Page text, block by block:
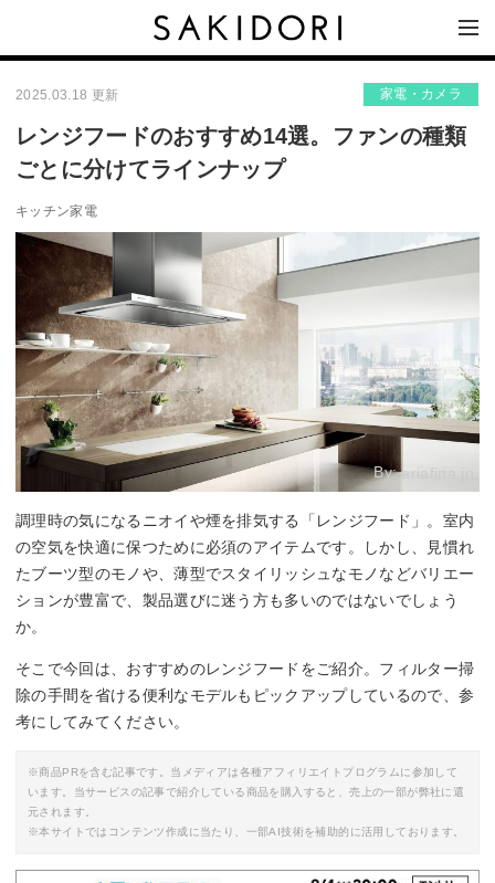
2025.03.18 更新 家電・カメラ
レンジフードのおすすめ14選。ファンの種類
ごとに分けてラインナップ
キッチン家電
By:ariafina.jp
調理時の気になるニオイや煙を排気する「レンジフード」。室内
の空気を快適に保つために必須のアイテムです。しかし、見慣れ
たブーツ型のモノや、薄型でスタイリッシュなモノなどバリエー
ションが豊富で、製品選びに迷う方も多いのではないでしょう
か。
そこで今回は、おすすめのレンジフードをご紹介。フィルター掃
除の手間を省ける便利なモデルもピックアップしているので、参
考にしてみてください。
※商品PRを含む記事です。当メディアは各種アフィリエイトプログラムに参加して
います。当サービスの記事で紹介している商品を購入すると、売上の一部が弊社に還
元されます。
※本サイトではコンテンツ作成に当たり、一部AI技術を補助的に活用しております。